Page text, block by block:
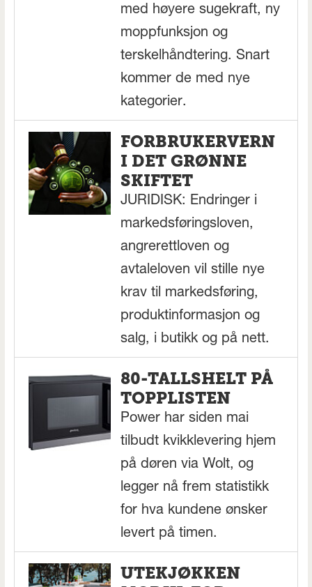
med høyere sugekraft, ny
moppfunksjon og
terskelhåndtering. Snart
kommer de med nye
kategorier.
FORBRUKERVERN
I DET GRØNNE
SKIFTET
JURIDISK: Endringer i
markedsføringsloven,
angrerettloven og
avtaleloven vil stille nye
krav til markedsføring,
produktinformasjon og
salg, i butikk og på nett.
80-TALLSHELT PÅ
TOPPLISTEN
Power har siden mai
tilbudt kvikklevering hjem
på døren via Wolt, og
legger nå frem statistikk
for hva kundene ønsker
levert på timen.
UTEKJØKKEN